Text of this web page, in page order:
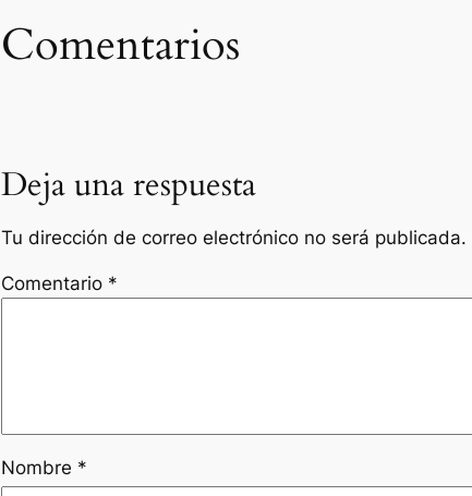
Comentarios
Deja una respuesta
Tu dirección de correo electrónico no será publicada.
Comentario *
Nombre *